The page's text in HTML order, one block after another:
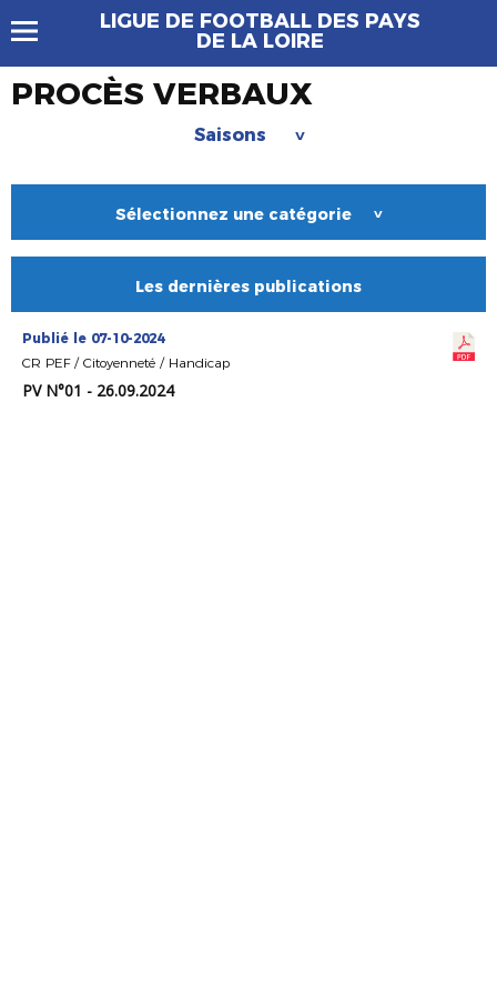
LIGUE DE FOOTBALL DES PAYS
DE LA LOIRE
PROCÈS VERBAUX
Saisons >
Sélectionnez une catégorie >
Les dernières publications
Publié le 07-10-2024
CR PEF / Citoyenneté / Handicap
PV N°01 - 26.09.2024